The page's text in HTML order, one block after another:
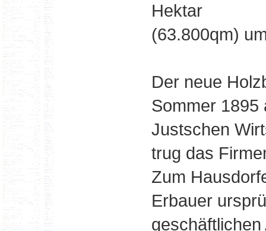
Hektar
(63.800qm)
Der neue
Sommer 1895
Justschen
trug das
Zum
Erbauer